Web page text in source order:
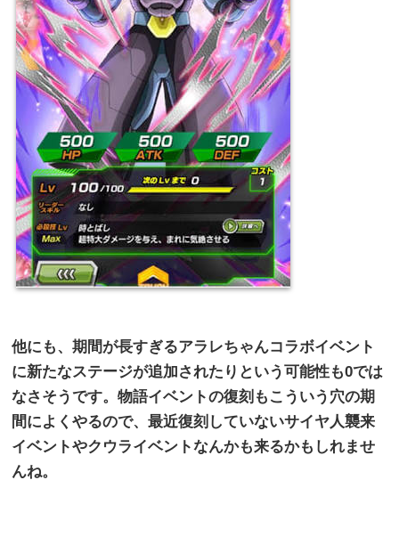
他にも、期間が長すぎるアラレちゃんコラボイベント
に新たなステージが追加されたりという可能性も0では
なさそうです。物語イベントの復刻もこういう穴の期
間によくやるので、最近復刻していないサイヤ人襲来
イベントやクウライベントなんかも来るかもしれませ
んね。